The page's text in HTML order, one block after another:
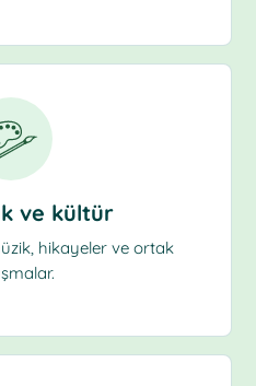
ve kültür
hikayeler ve ortak